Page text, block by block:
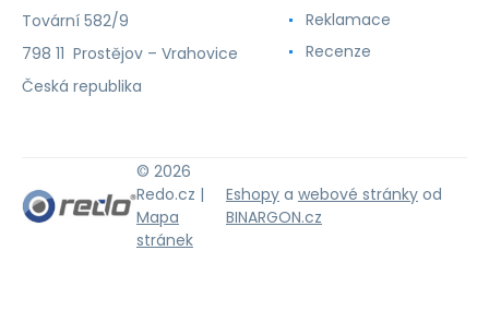
Tovární 582/9
798 11 Prostějov – Vrahovice
Česká republika
Reklamace
Recenze
© 2026
Redo.cz |
Mapa
stránek
Eshopy a webové stránky od
BINARGON.cz